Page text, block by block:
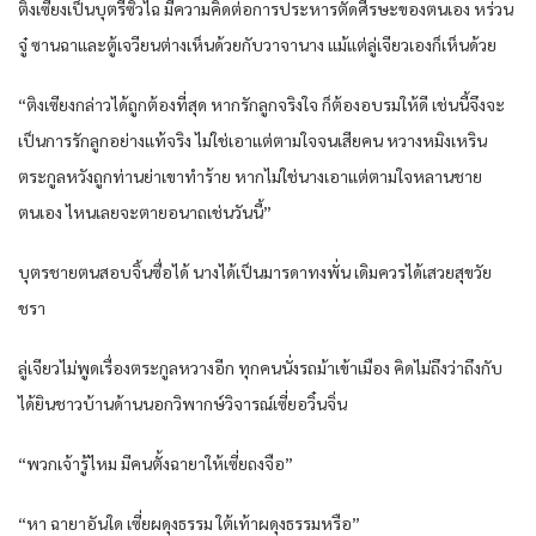
ติงเซียงเป็นบุตรีซิ่วไฉ มีความคิดต่อการประหารตัดศีรษะของตนเอง หร่วน
จู๋ ซานฉาและตู้เจวียนต่างเห็นด้วยกับวาจานาง แม้แต่ลู่เจียวเองก็เห็นด้วย
“ติงเซียงกล่าวได้ถูกต้องที่สุด หากรักลูกจริงใจ ก็ต้องอบรมให้ดี เช่นนี้จึงจะ
เป็นการรักลูกอย่างแท้จริง ไม่ใช่เอาแต่ตามใจจนเสียคน หวางหมิงเหริน
ตระกูลหวังถูกท่านย่าเขาทำร้าย หากไม่ใช่นางเอาแต่ตามใจหลานชาย
ตนเอง ไหนเลยจะตายอนาถเช่นวันนี้”
บุตรชายตนสอบจิ้นซื่อได้ นางได้เป็นมารดาทงพั่น เดิมควรได้เสวยสุขวัย
ชรา
ลู่เจียวไม่พูดเรื่องตระกูลหวางอีก ทุกคนนั่งรถม้าเข้าเมือง คิดไม่ถึงว่าถึงกับ
ได้ยินชาวบ้านด้านนอกวิพากษ์วิจารณ์เซี่ยอวิ๋นจิ่น
“พวกเจ้ารู้ไหม มีคนตั้งฉายาให้เซี่ยถงจือ”
“หา ฉายาอันใด เซี่ยผดุงธรรม ใต้เท้าผดุงธรรมหรือ”